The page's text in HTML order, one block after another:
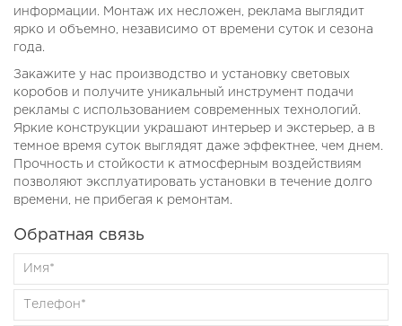
информации. Монтаж их несложен, реклама выглядит
ярко и объемно, независимо от времени суток и сезона
года.
Закажите у нас производство и установку световых
коробов и получите уникальный инструмент подачи
рекламы с использованием современных технологий.
Яркие конструкции украшают интерьер и экстерьер, а в
темное время суток выглядят даже эффектнее, чем днем.
Прочность и стойкости к атмосферным воздействиям
позволяют эксплуатировать установки в течение долго
времени, не прибегая к ремонтам.
Обратная связь